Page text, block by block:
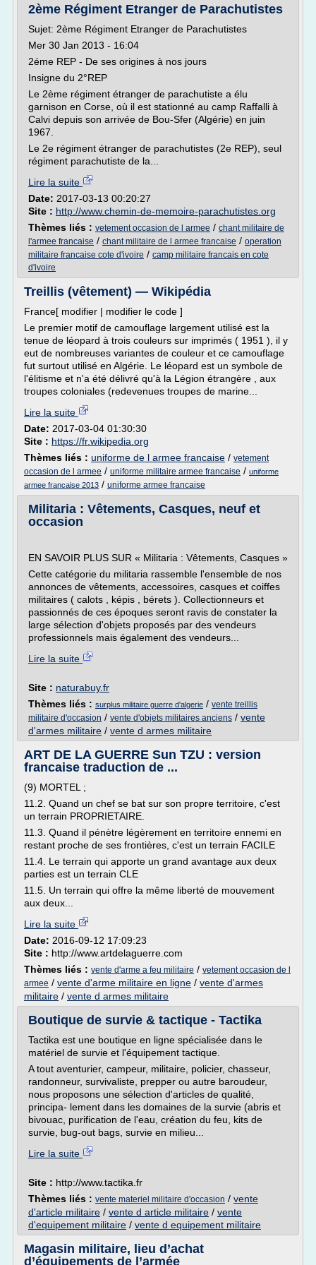
2ème Régiment Etranger de Parachutistes
Sujet: 2ème Régiment Etranger de Parachutistes
Mer 30 Jan 2013 - 16:04
2éme REP - De ses origines à nos jours
Insigne du 2°REP
Le 2ème régiment étranger de parachutiste a élu
garnison en Corse, où il est stationné au camp Raffalli à
Calvi depuis son arrivée de Bou-Sfer (Algérie) en juin
1967.
Le 2e régiment étranger de parachutistes (2e REP), seul
régiment parachutiste de la...
Lire la suite
Date: 2017-03-13 00:20:27
Site : http://www.chemin-de-memoire-parachutistes.org
Thèmes liés : vetement occasion de l armee / chant militaire de
l'armee francaise / chant militaire de l armee francaise / operation
militaire francaise cote d'ivoire / camp militaire francais en cote
d'ivoire
Treillis (vêtement) — Wikipédia
France[ modifier | modifier le code ]
Le premier motif de camouflage largement utilisé est la
tenue de léopard à trois couleurs sur imprimés ( 1951 ), il y
eut de nombreuses variantes de couleur et ce camouflage
fut surtout utilisé en Algérie. Le léopard est un symbole de
l'élitisme et n'a été délivré qu'à la Légion étrangère , aux
troupes coloniales (redevenues troupes de marine...
Lire la suite
Date: 2017-03-04 01:30:30
Site : https://fr.wikipedia.org
Thèmes liés : uniforme de l armee francaise / vetement
occasion de l armee / uniforme militaire armee francaise / uniforme
armee francaise 2013 / uniforme armee francaise
Militaria : Vêtements, Casques, neuf et
occasion
EN SAVOIR PLUS SUR « Militaria : Vêtements, Casques »
Cette catégorie du militaria rassemble l'ensemble de nos
annonces de vêtements, accessoires, casques et coiffes
militaires ( calots , képis , bérets ). Collectionneurs et
passionnés de ces époques seront ravis de constater la
large sélection d'objets proposés par des vendeurs
professionnels mais également des vendeurs...
Lire la suite
Site : naturabuy.fr
Thèmes liés : surplus militaire guerre d'algerie / vente treillis
militaire d'occasion / vente d'objets militaires anciens / vente
d'armes militaire / vente d armes militaire
ART DE LA GUERRE Sun TZU : version
francaise traduction de ...
(9) MORTEL ;
11.2. Quand un chef se bat sur son propre territoire, c'est
un terrain PROPRIETAIRE.
11.3. Quand il pénètre légèrement en territoire ennemi en
restant proche de ses frontières, c'est un terrain FACILE
11.4. Le terrain qui apporte un grand avantage aux deux
parties est un terrain CLE
11.5. Un terrain qui offre la même liberté de mouvement
aux deux...
Lire la suite
Date: 2016-09-12 17:09:23
Site : http://www.artdelaguerre.com
Thèmes liés : vente d'arme a feu militaire / vetement occasion de l
armee / vente d'arme militaire en ligne / vente d'armes
militaire / vente d armes militaire
Boutique de survie & tactique - Tactika
Tactika est une boutique en ligne spécialisée dans le
matériel de survie et l'équipement tactique.
A tout aventurier, campeur, militaire, policier, chasseur,
randonneur, survivaliste, prepper ou autre baroudeur,
nous proposons une sélection d'articles de qualité,
principa- lement dans les domaines de la survie (abris et
bivouac, purification de l'eau, création du feu, kits de
survie, bug-out bags, survie en milieu...
Lire la suite
Site : http://www.tactika.fr
Thèmes liés : vente materiel militaire d'occasion / vente
d'article militaire / vente d article militaire / vente
d'equipement militaire / vente d equipement militaire
Magasin militaire, lieu d’achat
d’équipements de l’armée